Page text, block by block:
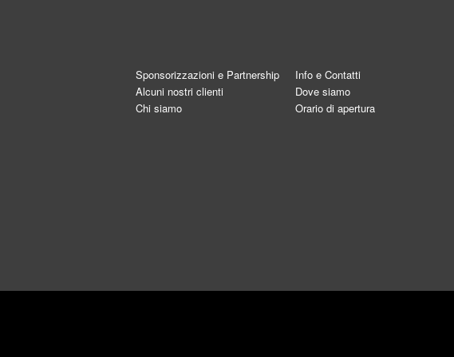
Sponsorizzazioni e Partnership
Alcuni nostri clienti
Chi siamo
Info e Contatti
Dove siamo
Orario di apertura